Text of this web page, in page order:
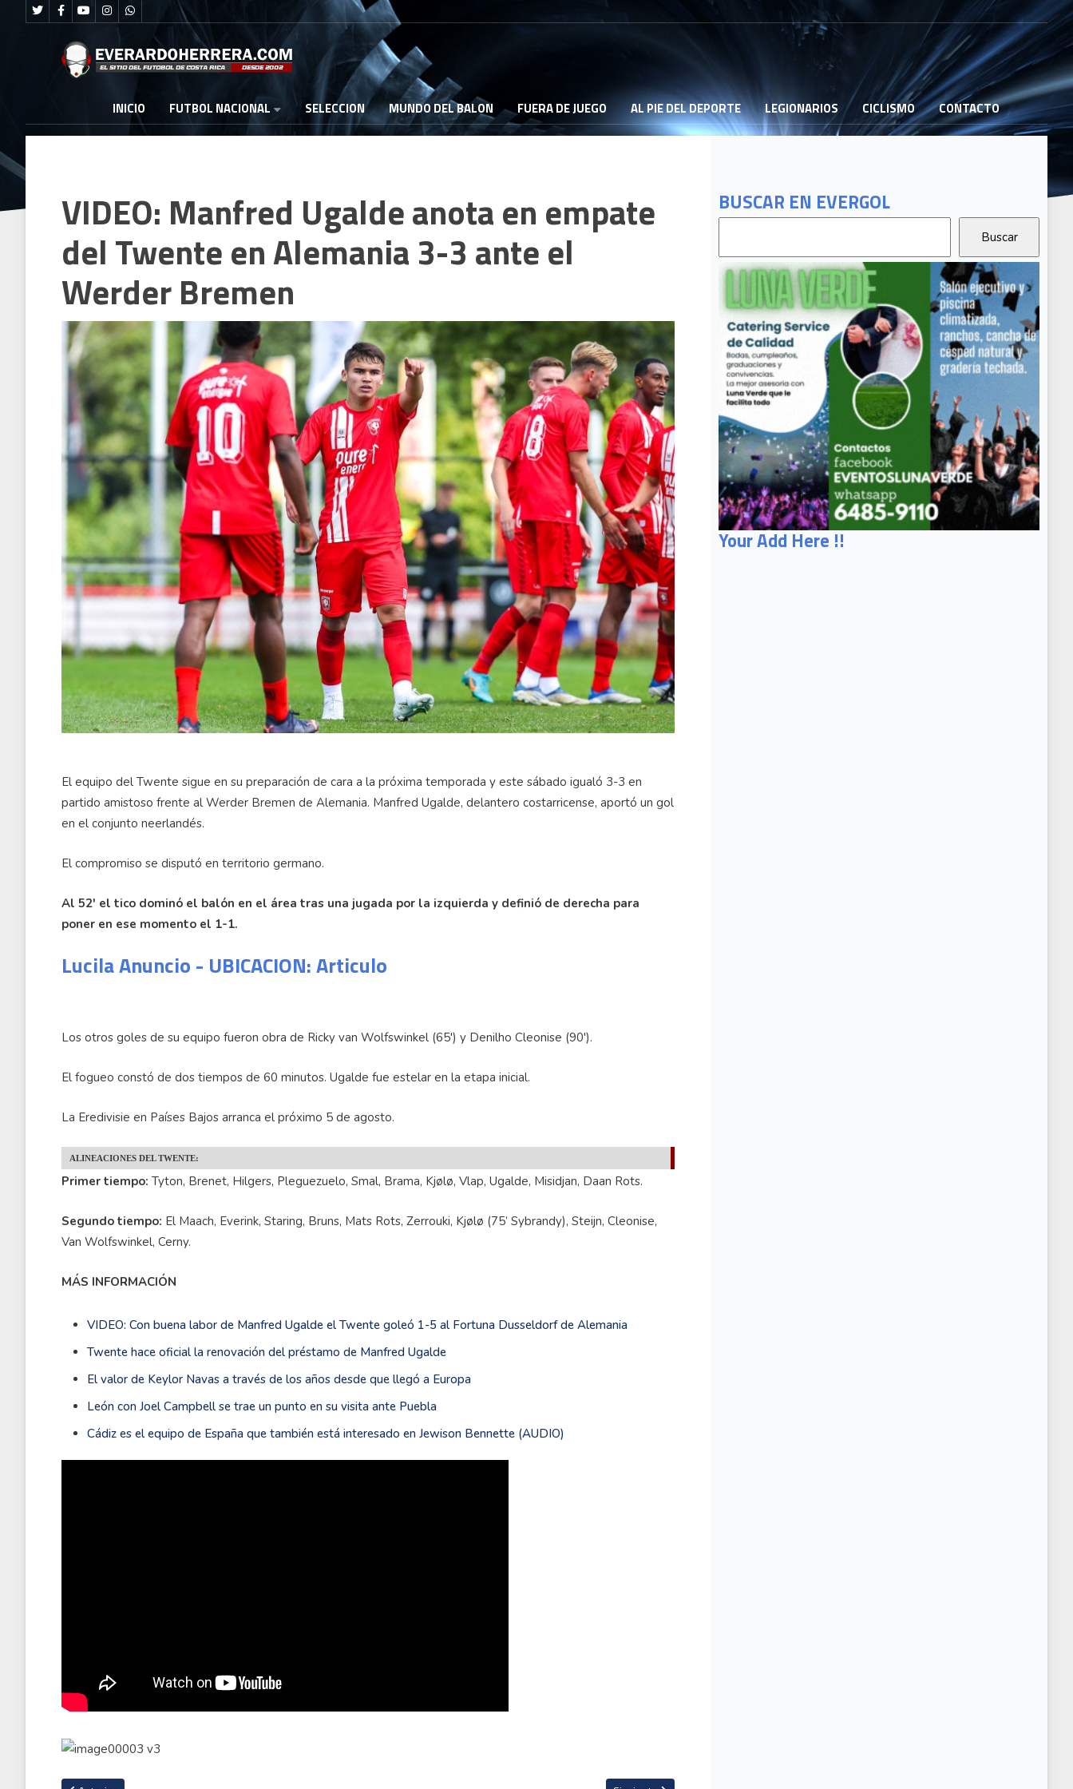
INICIO FUTBOL NACIONAL SELECCION MUNDO DEL BALON FUERA DE JUEGO AL PIE DEL DEPORTE LEGIONARIOS CICLISMO CONTACTO
BUSCAR EN EVERGOL
Your Add Here !!
VIDEO: Manfred Ugalde anota en empate
del Twente en Alemania 3-3 ante el
Werder Bremen
El equipo del Twente sigue en su preparación de cara a la próxima temporada y este sábado igualó 3-3 en
partido amistoso frente al Werder Bremen de Alemania. Manfred Ugalde, delantero costarricense, aportó un gol
en el conjunto neerlandés.
El compromiso se disputó en territorio germano.
Al 52' el tico dominó el balón en el área tras una jugada por la izquierda y definió de derecha para
poner en ese momento el 1-1.
Lucila Anuncio - UBICACION: Articulo
Los otros goles de su equipo fueron obra de Ricky van Wolfswinkel (65') y Denilho Cleonise (90').
El fogueo constó de dos tiempos de 60 minutos. Ugalde fue estelar en la etapa inicial.
La Eredivisie en Países Bajos arranca el próximo 5 de agosto.
ALINEACIONES DEL TWENTE:
Primer tiempo: Tyton, Brenet, Hilgers, Pleguezuelo, Smal, Brama, Kjølø, Vlap, Ugalde, Misidjan, Daan Rots.
Segundo tiempo: El Maach, Everink, Staring, Bruns, Mats Rots, Zerrouki, Kjølø (75’ Sybrandy), Steijn, Cleonise,
Van Wolfswinkel, Cerny.
MÁS INFORMACIÓN
VIDEO: Con buena labor de Manfred Ugalde el Twente goleó 1-5 al Fortuna Dusseldorf de Alemania
Twente hace oficial la renovación del préstamo de Manfred Ugalde
El valor de Keylor Navas a través de los años desde que llegó a Europa
León con Joel Campbell se trae un punto en su visita ante Puebla
Cádiz es el equipo de España que también está interesado en Jewison Bennette (AUDIO)